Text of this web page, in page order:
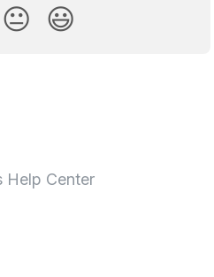
😐 😃